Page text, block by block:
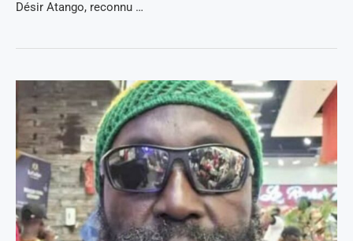
Désir Atango, reconnu …